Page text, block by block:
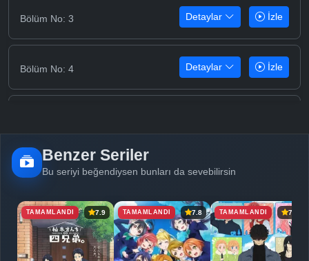
Bölüm No: 3 Detaylar İzle
Bölüm No: 4 Detaylar İzle
Bölüm No: 6 Detaylar
Bölüm No: 7 Detaylar İzle
Benzer Seriler
Bu seriyi beğendiysen bunları da sevebilirsin
TAMAMLANDI 7.9 TAMAMLANDI 7.8 TAMAMLANDI 7.2